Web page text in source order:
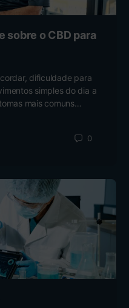
sobre o CBD para
dificuldade para
simples do dia a
mais comuns…
0